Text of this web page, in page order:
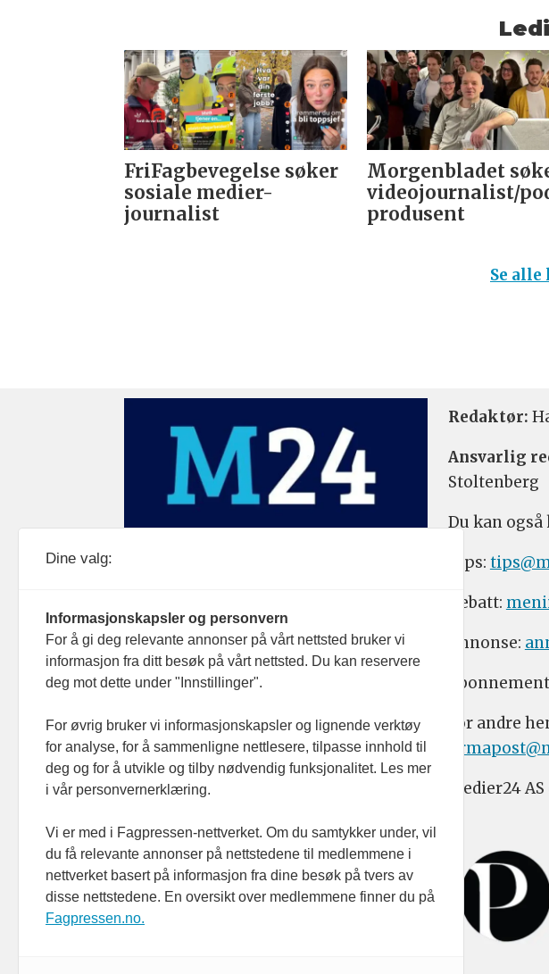
FriFagbevegelse søker
sosiale medier-
journalist
Morgenbladet
videojournalist/
produsent
Se
Redaktør:
Ansvarlig
Stoltenberg
Du kan
Tips:
Debatt:
Annonse:
For andre
Medier24
Dine valg:
Informasjonskapsler og personvern
For å gi deg relevante annonser på vårt nettsted bruker vi
informasjon fra ditt besøk på vårt nettsted. Du kan reservere
deg mot dette under "Innstillinger".
For øvrig bruker vi informasjonskapsler og lignende verktøy
for analyse, for å sammenligne nettlesere, tilpasse innhold til
deg og for å utvikle og tilby nødvendig funksjonalitet. Les mer
i vår personvernerklæring.
Vi er med i Fagpressen-nettverket. Om du samtykker under, vil
du få relevante annonser på nettstedene til medlemmene i
nettverket basert på informasjon fra dine besøk på tvers av
disse nettstedene. En oversikt over medlemmene finner du på
Fagpressen.no.